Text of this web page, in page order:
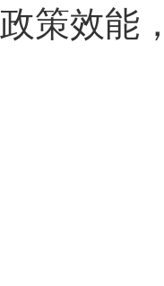
政策效能